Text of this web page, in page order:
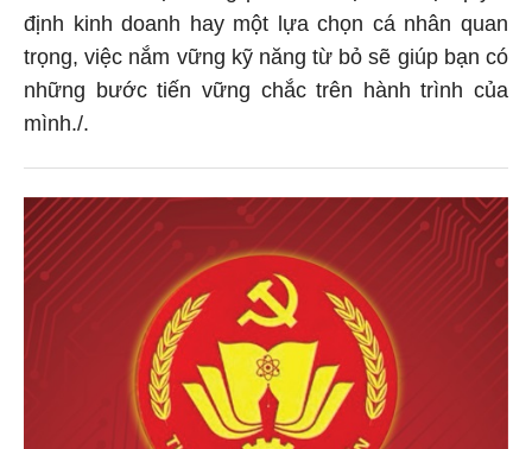
định kinh doanh hay một lựa chọn cá nhân quan
trọng, việc nắm vững kỹ năng từ bỏ sẽ giúp bạn có
những bước tiến vững chắc trên hành trình của
mình./.